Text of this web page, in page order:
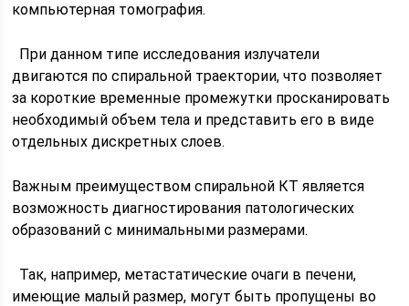
компьютерная томография.
При данном типе исследования излучатели
двигаются по спиральной траектории, что позволяет
за короткие временные промежутки просканировать
необходимый объем тела и представить его в виде
отдельных дискретных слоев.
Важным преимуществом спиральной КТ является
возможность диагностирования патологических
образований с минимальными размерами.
Так, например, метастатические очаги в печени,
имеющие малый размер, могут быть пропущены во